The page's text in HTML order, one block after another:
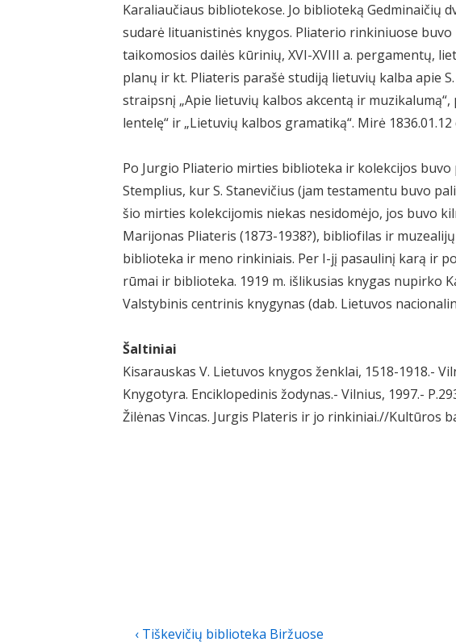
Karaliaučiaus bibliotekose. Jo biblioteką Gedminaičių
sudarė lituanistinės knygos. Pliaterio rinkiniuose
taikomosios dailės kūrinių, XVI-XVIII a. pergamentų,
planų ir kt. Pliateris parašė studiją lietuvių kalba apie
straipsnį „Apie lietuvių kalbos akcentą ir
lentelę“ ir „Lietuvių kalbos gramatiką“. Mirė 1836.01.12
Po Jurgio Pliaterio mirties biblioteka ir kolekcijos
Stemplius, kur S. Stanevičius (jam testamentu buvo
šio mirties kolekcijomis niekas nesidomėjo, jos buvo
Marijonas Pliateris (1873-1938?), bibliofilas ir
biblioteka ir meno rinkiniais. Per I-jį pasaulinį karą ir
rūmai ir biblioteka. 1919 m. išlikusias knygas nupirko
Valstybinis centrinis knygynas (dab. Lietuvos
Šaltiniai
Kisarauskas V. Lietuvos knygos ženklai, 1518-1918.-
Knygotyra. Enciklopedinis žodynas.- Vilnius, 1997.-
Žilėnas Vincas. Jurgis Plateris ir jo rinkiniai.//Kultūros
Navigacija
Previous
‹ Tiškevičių biblioteka Biržuose